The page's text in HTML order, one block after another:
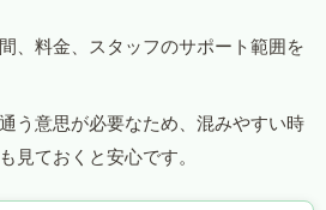
、料金、スタッフのサポート範囲を
う意思が必要なため、混みやすい時
見ておくと安心です。